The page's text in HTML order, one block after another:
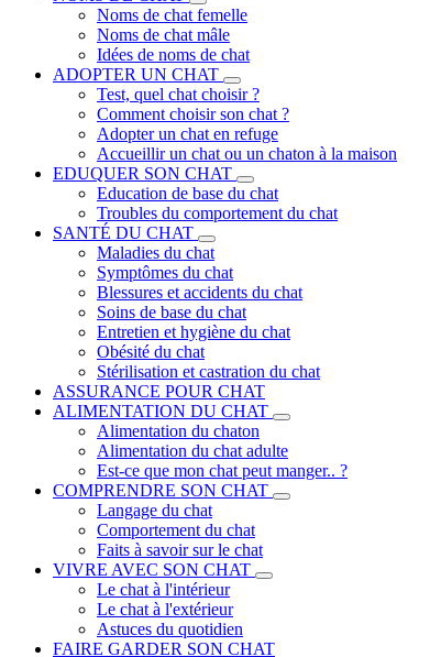
Noms de chat femelle
Noms de chat mâle
Idées de noms de chat
ADOPTER UN CHAT
Test, quel chat choisir ?
Comment choisir son chat ?
Adopter un chat en refuge
Accueillir un chat ou un chaton à la maison
EDUQUER SON CHAT
Education de base du chat
Troubles du comportement du chat
SANTÉ DU CHAT
Maladies du chat
Symptômes du chat
Blessures et accidents du chat
Soins de base du chat
Entretien et hygiène du chat
Obésité du chat
Stérilisation et castration du chat
ASSURANCE POUR CHAT
ALIMENTATION DU CHAT
Alimentation du chaton
Alimentation du chat adulte
Est-ce que mon chat peut manger.. ?
COMPRENDRE SON CHAT
Langage du chat
Comportement du chat
Faits à savoir sur le chat
VIVRE AVEC SON CHAT
Le chat à l'intérieur
Le chat à l'extérieur
Astuces du quotidien
FAIRE GARDER SON CHAT